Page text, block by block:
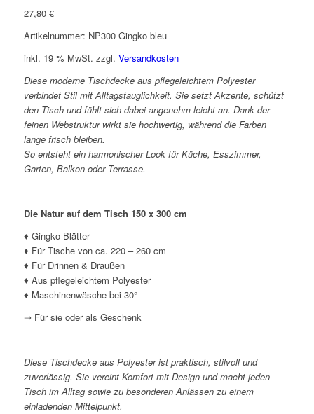
27,80 €
Artikelnummer: NP300 Gingko bleu
inkl. 19 % MwSt. zzgl. Versandkosten
Diese moderne Tischdecke aus pflegeleichtem Polyester
verbindet Stil mit Alltagstauglichkeit. Sie setzt Akzente, schützt
den Tisch und fühlt sich dabei angenehm leicht an. Dank der
feinen Webstruktur wirkt sie hochwertig, während die Farben
lange frisch bleiben.
So entsteht ein harmonischer Look für Küche, Esszimmer,
Garten, Balkon oder Terrasse.
Die Natur auf dem Tisch 150 x 300 cm
♦ Gingko Blätter
♦ Für Tische von ca. 220 – 260 cm
♦ Für Drinnen & Draußen
♦ Aus pflegeleichtem Polyester
♦ Maschinenwäsche bei 30°
⇒ Für sie oder als Geschenk
Diese Tischdecke aus Polyester ist praktisch, stilvoll und
zuverlässig. Sie vereint Komfort mit Design und macht jeden
Tisch im Alltag sowie zu besonderen Anlässen zu einem
einladenden Mittelpunkt.